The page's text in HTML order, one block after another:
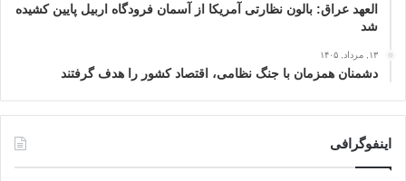
العهد عراق: بالون نظارتی آمریکا از آسمان فرودگاه اربیل پایین کشیده
شد
۱۳, مرداد, ۱۴۰۵
دشمنان همزمان با جنگ نظامی، اقتصاد کشور را هدف گرفتند
اینفوگرافی